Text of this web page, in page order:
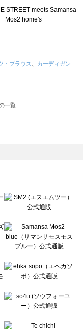
・ブラウス
カーディガン
一覧
モス）の一覧